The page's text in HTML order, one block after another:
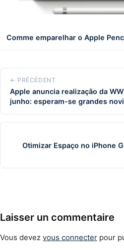
Comme emparelhar o Apple
← PRÉCÉDENT
Apple anuncia realização da
junho: esperam-se grandes
Otimizar Espaço no iPhone
Laisser un commentaire
Vous devez vous connecter pour